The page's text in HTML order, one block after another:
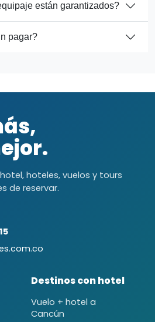
están garantizados?
pagar?
hoteles, vuelos y tours
de reservar.
Destinos con hotel
Vuelo + hotel a
Cancún